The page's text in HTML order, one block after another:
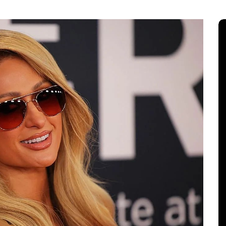
En Animales
El cambio climático está
cambiando el mapa de las
mariposas y algunas especies